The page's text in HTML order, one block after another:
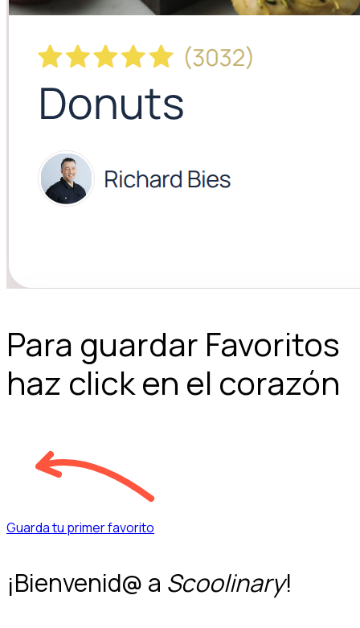
Para guardar Favoritos
haz click en el corazón
Guarda tu primer favorito
¡Bienvenid@ a Scoolinary!